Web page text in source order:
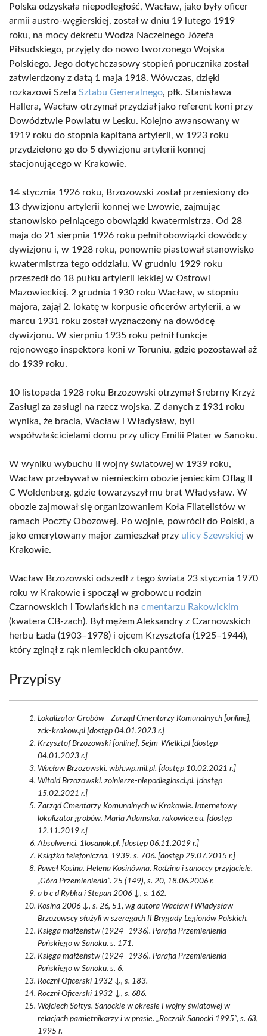
Polska odzyskała niepodległość, Wacław, jako były oficer
armii austro-węgierskiej, został w dniu 19 lutego 1919
roku, na mocy dekretu Wodza Naczelnego Józefa
Piłsudskiego, przyjęty do nowo tworzonego Wojska
Polskiego. Jego dotychczasowy stopień porucznika został
zatwierdzony z datą 1 maja 1918. Wówczas, dzięki
rozkazowi Szefa Sztabu Generalnego, płk. Stanisława
Hallera, Wacław otrzymał przydział jako referent koni przy
Dowództwie Powiatu w Lesku. Kolejno awansowany w
1919 roku do stopnia kapitana artylerii, w 1923 roku
przydzielono go do 5 dywizjonu artylerii konnej
stacjonującego w Krakowie.
14 stycznia 1926 roku, Brzozowski został przeniesiony do
13 dywizjonu artylerii konnej we Lwowie, zajmując
stanowisko pełniącego obowiązki kwatermistrza. Od 28
maja do 21 sierpnia 1926 roku pełnił obowiązki dowódcy
dywizjonu i, w 1928 roku, ponownie piastował stanowisko
kwatermistrza tego oddziału. W grudniu 1929 roku
przeszedł do 18 pułku artylerii lekkiej w Ostrowi
Mazowieckiej. 2 grudnia 1930 roku Wacław, w stopniu
majora, zajął 2. lokatę w korpusie oficerów artylerii, a w
marcu 1931 roku został wyznaczony na dowódcę
dywizjonu. W sierpniu 1935 roku pełnił funkcje
rejonowego inspektora koni w Toruniu, gdzie pozostawał aż
do 1939 roku.
10 listopada 1928 roku Brzozowski otrzymał Srebrny Krzyż
Zasługi za zasługi na rzecz wojska. Z danych z 1931 roku
wynika, że bracia, Wacław i Władysław, byli
współwłaścicielami domu przy ulicy Emilii Plater w Sanoku.
W wyniku wybuchu II wojny światowej w 1939 roku,
Wacław przebywał w niemieckim obozie jenieckim Oflag II
C Woldenberg, gdzie towarzyszył mu brat Władysław. W
obozie zajmował się organizowaniem Koła Filatelistów w
ramach Poczty Obozowej. Po wojnie, powrócił do Polski, a
jako emerytowany major zamieszkał przy ulicy Szewskiej w
Krakowie.
Wacław Brzozowski odszedł z tego świata 23 stycznia 1970
roku w Krakowie i spoczął w grobowcu rodzin
Czarnowskich i Towiańskich na cmentarzu Rakowickim
(kwatera CB-zach). Był mężem Aleksandry z Czarnowskich
herbu Łada (1903–1978) i ojcem Krzysztofa (1925–1944),
który zginął z rąk niemieckich okupantów.
Przypisy
Lokalizator Grobów - Zarząd Cmentarzy Komunalnych [online],
zck-krakow.pl [dostęp 04.01.2023 r.]
Krzysztof Brzozowski [online], Sejm-Wielki.pl [dostęp
04.01.2023 r.]
Wacław Brzozowski. wbh.wp.mil.pl. [dostęp 10.02.2021 r.]
Witold Brzozowski. zolnierze-niepodleglosci.pl. [dostęp
15.02.2021 r.]
Zarząd Cmentarzy Komunalnych w Krakowie. Internetowy
lokalizator grobów. Maria Adamska. rakowice.eu. [dostęp
12.11.2019 r.]
Absolwenci. 1losanok.pl. [dostęp 06.11.2019 r.]
Książka telefoniczna. 1939. s. 706. [dostęp 29.07.2015 r.]
Paweł Kosina. Helena Kosinówna. Rodzina i sanoccy przyjaciele.
„Góra Przemienienia”. 25 (149), s. 20, 18.06.2006 r.
a b c d Rybka i Stepan 2006 ↓, s. 162.
Kosina 2006 ↓, s. 26, 51, wg autora Wacław i Władysław
Brzozowscy służyli w szeregach II Brygady Legionów Polskich.
Księga małżeństw (1924–1936). Parafia Przemienienia
Pańskiego w Sanoku. s. 171.
Księga małżeństw (1924–1936). Parafia Przemienienia
Pańskiego w Sanoku. s. 6.
Roczni Oficerski 1932 ↓, s. 183.
Roczni Oficerski 1932 ↓, s. 686.
Wojciech Sołtys. Sanockie w okresie I wojny światowej w
relacjach pamiętnikarzy i w prasie. „Rocznik Sanocki 1995”, s. 63,
1995 r.